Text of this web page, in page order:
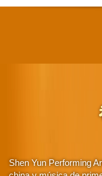
Shen Yun Performing